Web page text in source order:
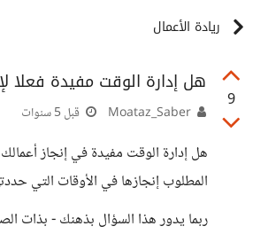
ريادة الأعمال
9
هل إدارة الوقت مفيدة فعلا
قبل 5 سنوات
هل إدارة الوقت مفيدة في إنجاز
المطلوب إنجازها في الأوقات التي
ربما يدور هذا السؤال بذهنك - بذات